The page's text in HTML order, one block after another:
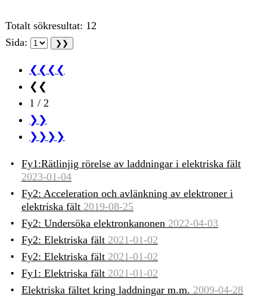
Totalt sökresultat: 12
Sida:
❮❮❮❮
❮❮
1 / 2
❯❯
❯❯❯❯
Fy1:Rätlinjig rörelse av laddningar i elektriska fält
2023-01-04
Fy2: Acceleration och avlänkning av elektroner i
elektriska fält 2019-08-25
Fy2: Undersöka elektronkanonen 2022-04-03
Fy2: Elektriska fält 2021-01-02
Fy2: Elektriska fält 2021-01-02
Fy1: Elektriska fält 2021-01-02
Elektriska fältet kring laddningar m.m. 2009-04-28